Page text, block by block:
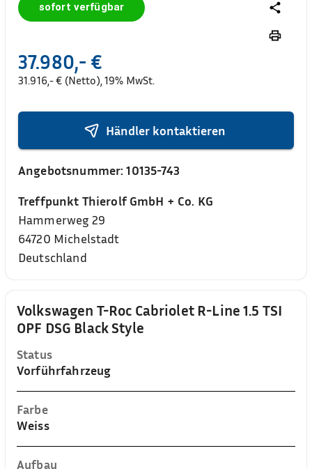
Volkswagen T-Roc Cabriolet R-Line 1.5 TSI
OPF DSG Black Style
Status
Vorführfahrzeug
Farbe
Weiss
Aufbau
sofort verfügbar
37.980,- €
31.916,- € (Netto), 19% MwSt.
Händler kontaktieren
Angebotsnummer:10135-743
Treffpunkt Thierolf GmbH + Co. KG
Hammerweg 29
64720 Michelstadt
Deutschland